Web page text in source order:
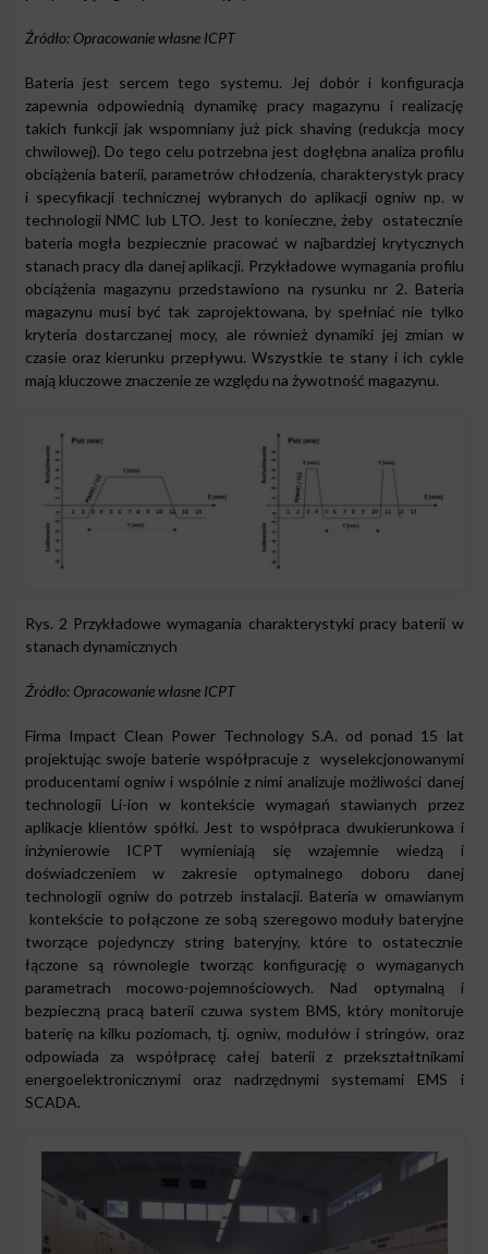
Źródło: Opracowanie własneICPT
Bateria jest sercem tego systemu. Jej dobór i konfiguracja
zapewnia odpowiednią dynamikę pracy magazynu i realizację
takich funkcji jak wspomniany już pick shaving (redukcja mocy
chwilowej). Do tego celu potrzebna jest dogłębna analiza profilu
obciążenia baterii, parametrów chłodzenia, charakterystyk pracy
i specyfikacji technicznej wybranych do aplikacji ogniw np. w
technologii NMC lub LTO. Jest to konieczne, żeby ostatecznie
bateria mogła bezpiecznie pracować w najbardziej krytycznych
stanach pracy dla danej aplikacji. Przykładowe wymagania profilu
obciążenia magazynu przedstawiono na rysunku nr 2. Bateria
magazynu musi być tak zaprojektowana, by spełniać nie tylko
kryteria dostarczanej mocy, ale również dynamiki jej zmian w
czasie oraz kierunku przepływu. Wszystkie te stany i ich cykle
mają kluczowe znaczenie ze względu na żywotność magazynu.
Rys. 2 Przykładowe wymagania charakterystyki pracy baterii w
stanach dynamicznych
Źródło: Opracowanie własneICPT
Firma Impact Clean Power Technology S.A. od ponad 15 lat
projektując swoje baterie współpracuje z wyselekcjonowanymi
producentami ogniw i wspólnie z nimi analizuje możliwości danej
technologii Li-ion w kontekście wymagań stawianych przez
aplikacje klientów spółki. Jest to współpraca dwukierunkowa i
inżynierowie ICPT wymieniają się wzajemnie wiedzą i
doświadczeniem w zakresie optymalnego doboru danej
technologii ogniw do potrzeb instalacji. Bateria w omawianym
kontekście to połączone ze sobą szeregowo moduły bateryjne
tworzące pojedynczy string bateryjny, które to ostatecznie
łączone są równolegle tworząc konfigurację o wymaganych
parametrach mocowo-pojemnościowych. Nad optymalną i
bezpieczną pracą baterii czuwa system BMS, który monitoruje
baterię na kilku poziomach, tj. ogniw, modułów i stringów, oraz
odpowiada za współpracę całej baterii z przekształtnikami
energoelektronicznymi oraz nadrzędnymi systemami EMS i
SCADA.